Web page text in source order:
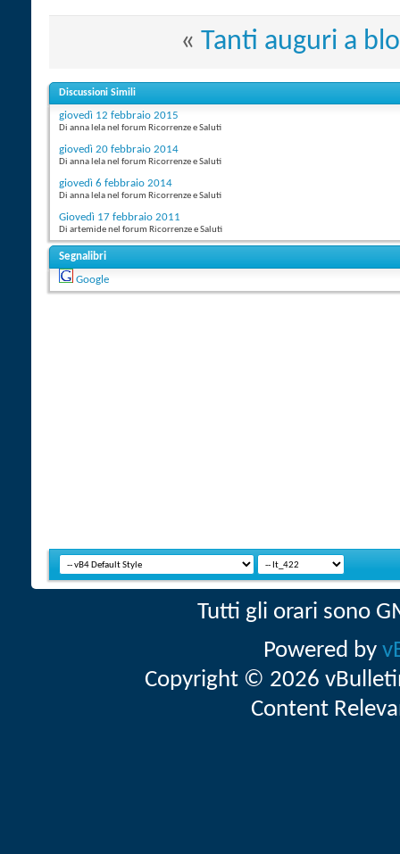
« Tanti auguri a
Discussioni Simili
giovedì 12 febbraio 2015
Di anna lela nel forum Ricorrenze e Saluti
giovedì 20 febbraio 2014
Di anna lela nel forum Ricorrenze e Saluti
giovedì 6 febbraio 2014
Di anna lela nel forum Ricorrenze e Saluti
Giovedì 17 febbraio 2011
Di artemide nel forum Ricorrenze e Saluti
Segnalibri
Google
Tutti gli orari sono
Powered by
Copyright © 2026
Content